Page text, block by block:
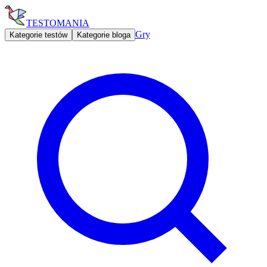
TESTOMANIA
Kategorie testów Kategorie bloga Gry